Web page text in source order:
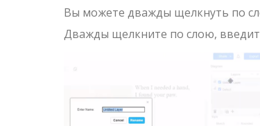
Вы можете дважды щелкнуть по
Дважды щелкните по слою,